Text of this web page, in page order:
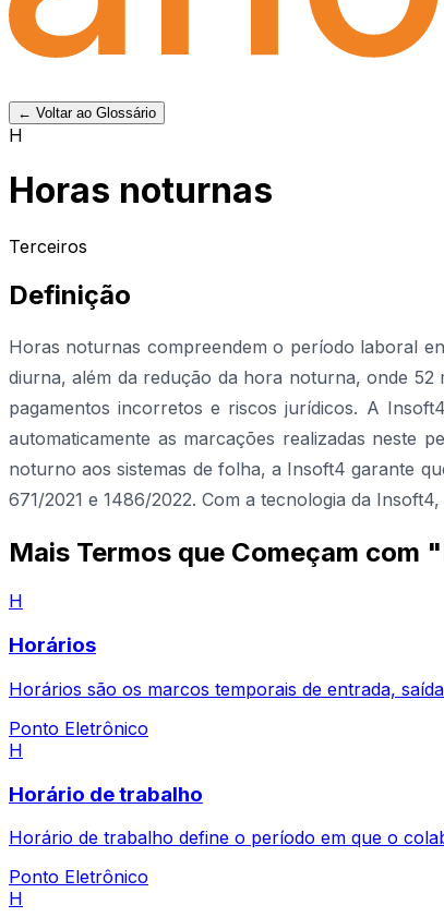
← Voltar ao Glossário
H
Horas noturnas
Terceiros
Definição
Horas noturnas compreendem o período laboral
diurna, além da redução da hora noturna, onde
pagamentos incorretos e riscos jurídicos. A
automaticamente as marcações realizadas neste
noturno aos sistemas de folha, a Insoft4 garante
671/2021 e 1486/2022. Com a tecnologia da
Mais Termos que Começam com
H
Horários
Horários são os marcos temporais de entrada,
Ponto Eletrônico
H
Horário de trabalho
Horário de trabalho define o período em que o
Ponto Eletrônico
H